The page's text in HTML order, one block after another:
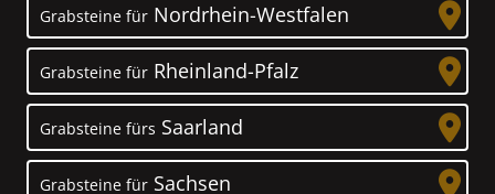
Grabsteine für Nordrhein-Westfalen
Grabsteine für Rheinland-Pfalz
Grabsteine fürs Saarland
Grabsteine für Sachsen